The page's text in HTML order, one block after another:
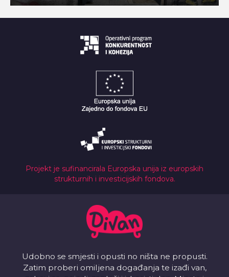
Projekt je sufinancirala Europska unija iz europskih
strukturnih i investicijskih fondova.
Udobno se smjesti i opusti no ništa ne propusti.
Zatim proberi omiljena događanja te izađi van,